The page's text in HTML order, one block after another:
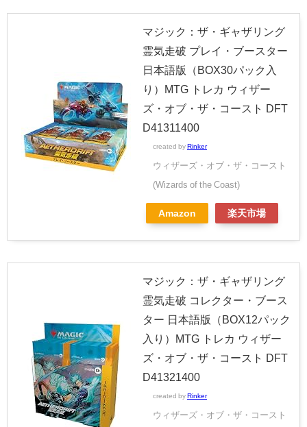
マジック：ザ・ギャザリング
霊気走破 プレイ・ブースター
日本語版（BOX30パック入
り）MTG トレカ ウィザー
ズ・オブ・ザ・コースト DFT
D41311400
created by Rinker
ウィザーズ・オブ・ザ・コースト
(Wizards of the Coast)
Amazon 楽天市場
マジック：ザ・ギャザリング
霊気走破 コレクター・ブース
ター 日本語版（BOX12パック
入り）MTG トレカ ウィザー
ズ・オブ・ザ・コースト DFT
D41321400
created by Rinker
ウィザーズ・オブ・ザ・コースト